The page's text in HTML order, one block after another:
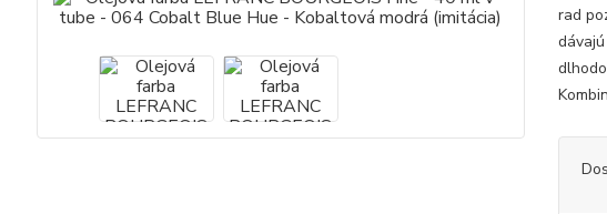
rad